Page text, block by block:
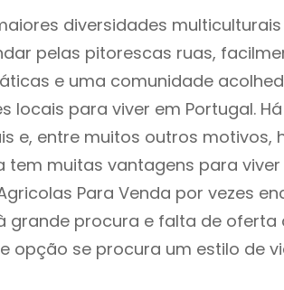
diversidades
pelas pitorescas ruas,
e uma comunidade
locais para viver em Portugal.
e, entre muitos outros motivos,
muitas vantagens para viver
Para Venda por vezes
grande procura e falta de
opção se procura um estilo de